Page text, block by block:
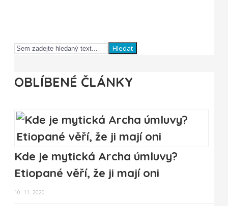
Hledat
OBLÍBENÉ ČLÁNKY
Kde je mytická Archa úmluvy?
Etiopané věří, že ji mají oni
10. 11. 2020